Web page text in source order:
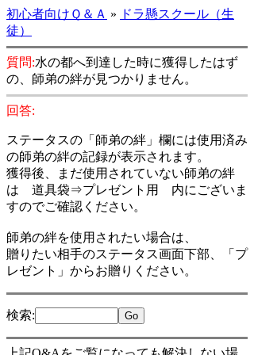
初心者向けＱ＆Ａ » ドラ懸スクール（生
徒）
質問:水の都へ到達した時に獲得したはず
の、師弟の絆が見つかりません。
回答:
ステータスの「師弟の絆」欄には使用済み
の師弟の絆の記録が表示されます。
獲得後、まだ使用されていない師弟の絆
は 道具袋⇒プレゼント用 内にございま
すのでご確認ください。
師弟の絆を使用されたい場合は、
贈りたい相手のステータス画面下部、「プ
レゼント」からお贈りください。
検索: